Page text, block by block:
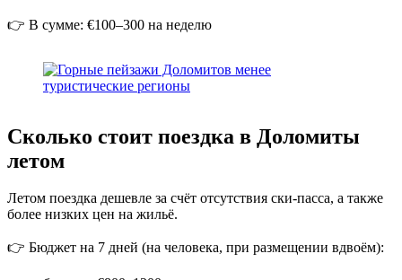
👉 В сумме: €100–300 на неделю
Сколько стоит поездка в Доломиты
летом
Летом поездка дешевле за счёт отсутствия ски-пасса, а также
более низких цен на жильё.
👉 Бюджет на 7 дней (на человека, при размещении вдвоём):